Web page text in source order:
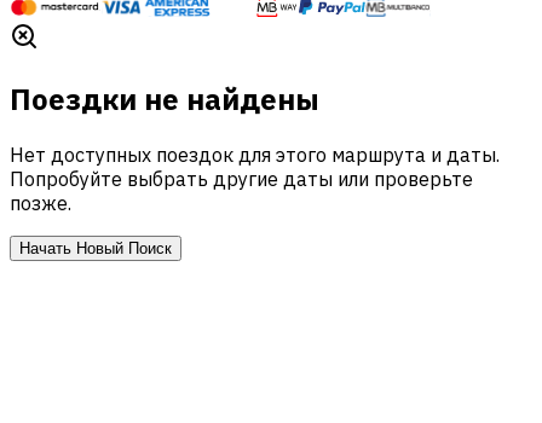
Поездки не найдены
Нет доступных поездок для этого маршрута и даты.
Попробуйте выбрать другие даты или проверьте
позже.
Начать Новый Поиск